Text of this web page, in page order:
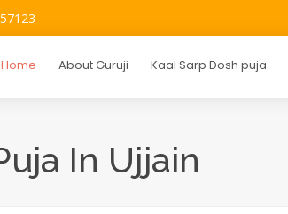
Home About Guruji Kaal Sarp Dosh puja
In Ujjain